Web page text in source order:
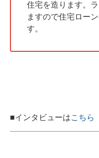
住宅を造ります。
ますので住宅ロー
す。
■インタビューはこちら